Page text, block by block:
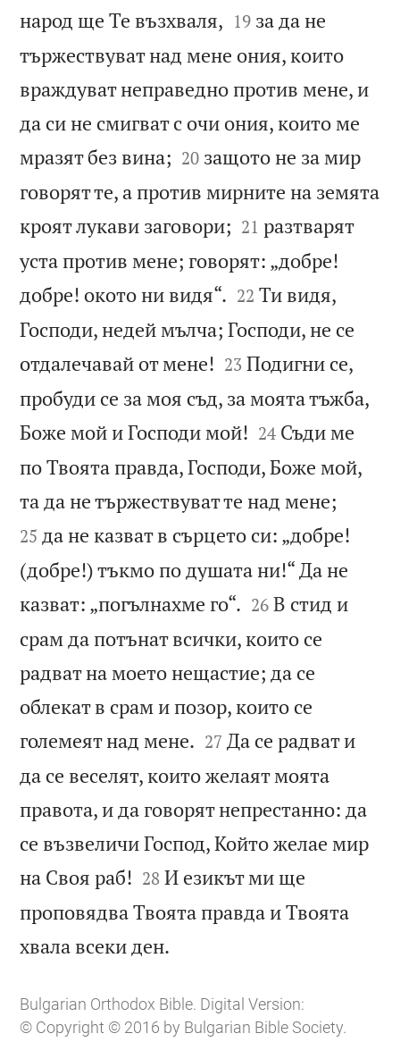
народ ще Те възхваля, 

19 за да не
тържествуват над мене ония, които
враждуват неправедно против мене, и
да си не смигват с очи ония, които ме
мразят без вина; 

20 защото не за мир
говорят те, а против мирните на земята
кроят лукави заговори; 

21 разтварят
уста против мене; говорят: „добре!
добре! окото ни видя“. 

22 Ти видя,
Господи, недей мълча; Господи, не се
отдалечавай от мене! 

23 Подигни се,
пробуди се за моя съд, за моята тъжба,
Боже мой и Господи мой! 

24 Съди ме
по Твоята правда, Господи, Боже мой,
та да не тържествуват те над мене;
25 да не казват в сърцето си: „добре!
(добре!) тъкмо по душата ни!“ Да не
казват: „погълнахме го“. 

26 В стид и
срам да потънат всички, които се
радват на моето нещастие; да се
облекат в срам и позор, които се
големеят над мене. 

27 Да се радват и
да се веселят, които желаят моята
правота, и да говорят непрестанно: да
се възвеличи Господ, Който желае мир
на Своя раб! 

28 И езикът ми ще
проповядва Твоята правда и Твоята
хвала всеки ден.
Bulgarian Orthodox Bible. Digital Version:
© Copyright © 2016 by Bulgarian Bible Society.